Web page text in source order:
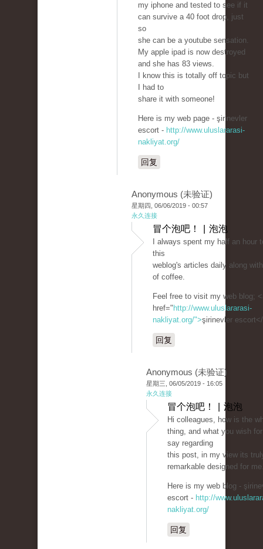
my iphone and tested to see if it
can survive a 40 foot drop, just
so
she can be a youtube sensation.
My apple ipad is now destroyed
and she has 83 views.
I know this is totally off topic but
I had to
share it with someone!
Here is my web page - şirinevler
escort - http://www.uluslararasi-
nakliyat.org/
回复
Anonymous (未验证)
星期四, 06/06/2019 - 00:57
永久连接
冒个泡吧！ | 泡泡
I always spent my half an hour
this
weblog's articles daily along
of coffee.
Feel free to visit my web blog;
href=" http://www.uluslararasi-
nakliyat.org/">şirinevler
回复
Anonymous (未验证)
星期三, 06/05/2019 - 16:05
永久连接
冒个泡吧！ | 泡泡
Hi colleagues, how is the
thing, and what you wish
say regarding
this post, in my view its
remarkable designed for
Here is my web blog -
escort - http://
nakliyat.org/
回复